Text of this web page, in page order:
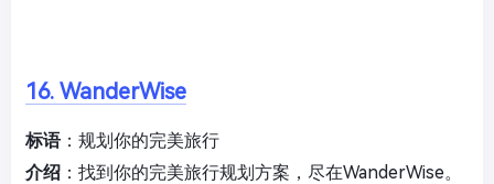
16. WanderWise
标语：规划你的完美旅行
介绍 ：找到你的完美旅行规划方案，尽在WanderWise。